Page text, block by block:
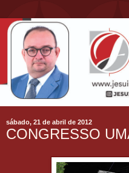
sábado, 21 de abril de 2012
CONGRESSO